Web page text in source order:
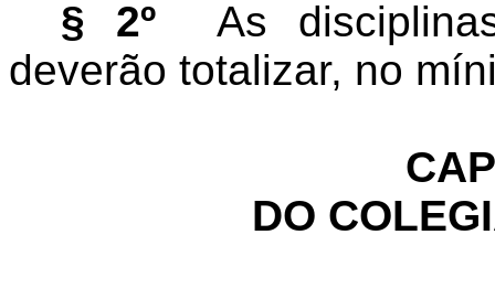
§ 2º
As
deverão totalizar, no
DO